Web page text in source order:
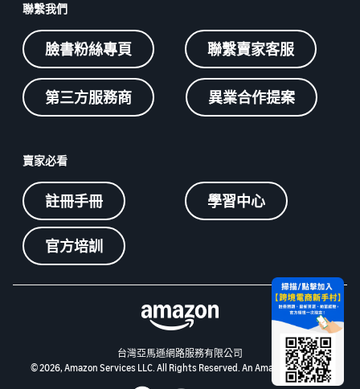
聯繫我們
臉書粉絲專頁 聯繫賣家客服
第三方服務商 異業合作提案
賣家必看
註冊手冊 學習中心
官方培訓
台灣亞馬遜網路服務有限公司
© 2026, Amazon Services LLC. All Rights Reserved. An Amazon Company